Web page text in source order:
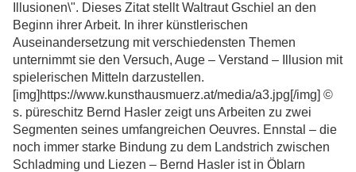
Illusionen\". Dieses Zitat stellt Waltraut Gschiel an den
Beginn ihrer Arbeit. In ihrer künstlerischen
Auseinandersetzung mit verschiedensten Themen
unternimmt sie den Versuch, Auge – Verstand – Illusion mit
spielerischen Mitteln darzustellen.
[img]https://www.kunsthausmuerz.at/media/a3.jpg[/img] ©
s. püreschitz Bernd Hasler zeigt uns Arbeiten zu zwei
Segmenten seines umfangreichen Oeuvres. Ennstal – die
noch immer starke Bindung zu dem Landstrich zwischen
Schladming und Liezen – Bernd Hasler ist in Öblarn